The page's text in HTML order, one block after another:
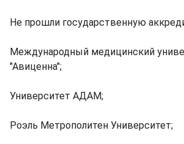
Не прошли государственную
Международный медицинский
"Авиценна";
Университет АДАМ;
Роэль Метрополитен Университет;